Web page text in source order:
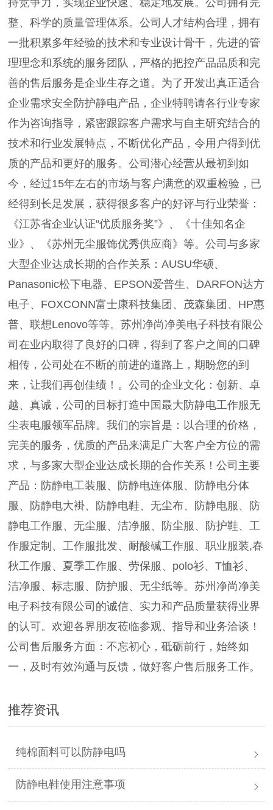
持竞争力，实现企业快速、稳定地发展。公司拥有完
整、科学的质量管理体系。公司人才结构合理，拥有
一批积累多年经验的技术和专业设计骨干，先进的管
理理念和系统的服务团队，严格的把控产品品质和完
善的售后服务是企业生存之道。为了开发出真正适合
企业需求安全防护静电产品，企业特聘请各行业专家
作为咨询指导，紧密跟踪客户需求与自主研究结合的
技术和行业发展特点，不断优化产品，令用户得到优
质的产品和更好的服务。公司潜心经营从最初到如
今，经过15年左右的市场与客户满意的双重检验，已
经得到长足发展，获得很多客户的好评与行业荣誉：
《江苏省企业认证“优质服务奖”》、《十佳知名企
业》、《苏州无尘服饰优秀供应商》等。公司与多家
大型企业达成长期的合作关系：AUSU华硕、
Panasonic松下电器、EPSON爱普生、DARFON达方
电子、FOXCONN富士康科技集团、茂森集团、HP惠
普、联想Lenovo等等。苏州净尚净美电子科技有限公
司在业内取得了良好的口碑，得到了客户之间的口碑
相传，公司处在不断的前进的道路上，期盼您的到
来，让我们再创佳绩！。公司的企业文化：创新、卓
越、真诚，公司的目标打造中国最大防静电工作服无
尘表电服领军品牌。我们的宗旨是：以合理的价格，
完美的服务，优质的产品来满足广大客户全方位的需
求，与多家大型企业达成长期的合作关系！公司主要
产品：防静电工装服、防静电连体服、防静电分体
服、防静电大褂、防静电鞋、无尘布、防静电服、防
静电工作服、无尘服、洁净服、防尘服、防护鞋、工
作服定制、工作服批发、耐酸碱工作服、职业服装,春
秋工作服、夏季工作服、劳保服、polo衫、T恤衫、
洁净服、标志服、防护服、无尘纸等。苏州净尚净美
电子科技有限公司的诚信、实力和产品质量获得业界
的认可。欢迎各界朋友莅临参观、指导和业务洽谈！
公司售后服务方面：不忘初心，砥砺前行，始终如
一，及时有效沟通与反馈，做好客户售后服务工作。
推荐资讯
纯棉面料可以防静电吗
防静电鞋使用注意事项